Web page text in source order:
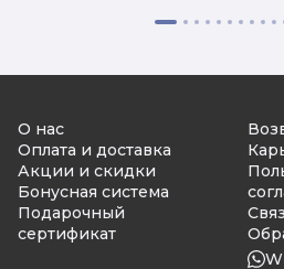
О нас
Оплата и доставка
Акции и скидки
Бонусная система
Подарочный
сертификат